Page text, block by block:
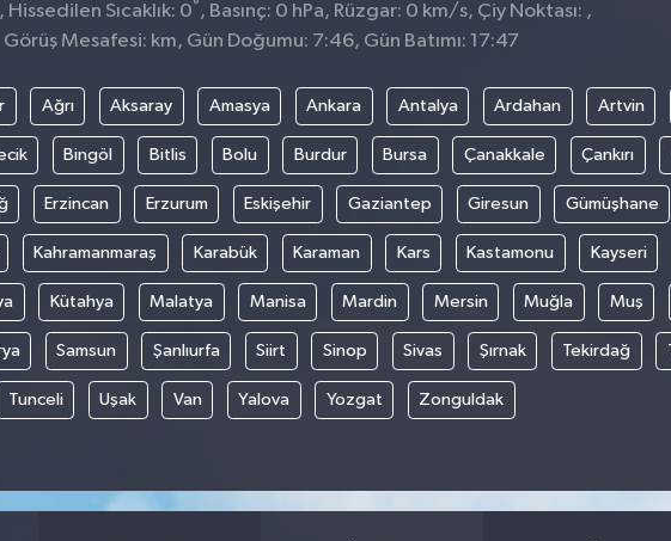
Hissedilen Sıcaklık: 0° , Basınç: 0 hPa, Rüzgar: 0 km/s, Çiy Noktası: ,
Görüş Mesafesi: km, Gün Doğumu: 7:46, Gün Batımı: 17:47
Ağrı Aksaray Amasya Ankara Antalya Ardahan Artvin
Bingöl Bitlis Bolu Burdur Bursa Çanakkale Çankırı
Erzincan Erzurum Eskişehir Gaziantep Giresun Gümüşhane
Kahramanmaraş Karabük Karaman Kars Kastamonu Kayseri
Kütahya Malatya Manisa Mardin Mersin Muğla Muş
Samsun Şanlıurfa Siirt Sinop Sivas Şırnak Tekirdağ
Tunceli Uşak Van Yalova Yozgat Zonguldak